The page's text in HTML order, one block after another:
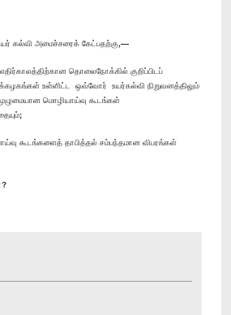
கல்வி அமைச்சரைக் கேட்பதற்கு,—
தொலைநோக்கில் குறிப்பிடப்
உள்ளிட்ட ஒவ்வோர் உயர்கல்வி நிறுவனத்திலும்
மொழியாய்வு கூடங்கள்
கூடங்களைத் தாபித்தல் சம்பந்தமான விபரங்கள்